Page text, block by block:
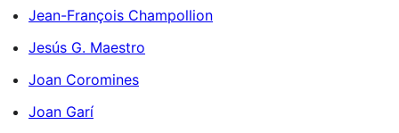
Jean-François Champollion
Jesús G. Maestro
Joan Coromines
Joan Garí